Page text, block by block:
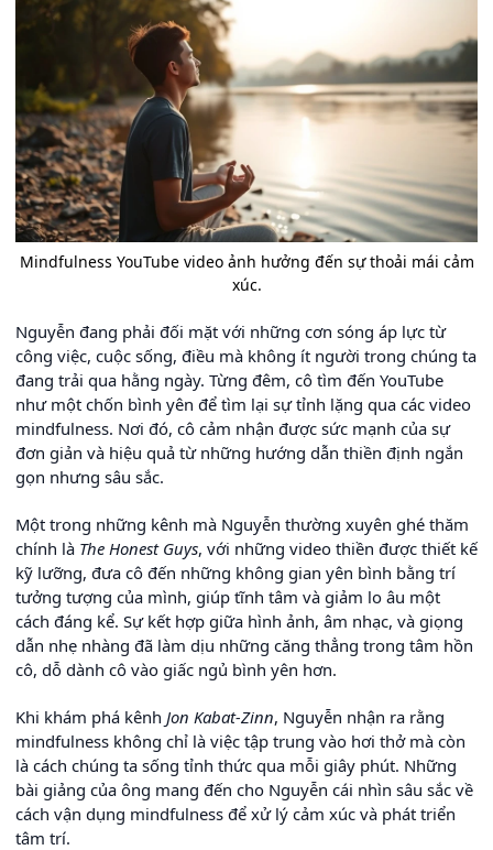
Mindfulness YouTube video ảnh hưởng đến sự thoải mái cảm
xúc.
Nguyễn đang phải đối mặt với những cơn sóng áp lực từ
công việc, cuộc sống, điều mà không ít người trong chúng ta
đang trải qua hằng ngày. Từng đêm, cô tìm đến YouTube
như một chốn bình yên để tìm lại sự tỉnh lặng qua các video
mindfulness. Nơi đó, cô cảm nhận được sức mạnh của sự
đơn giản và hiệu quả từ những hướng dẫn thiền định ngắn
gọn nhưng sâu sắc.
Một trong những kênh mà Nguyễn thường xuyên ghé thăm
chính là The Honest Guys, với những video thiền được thiết kế
kỹ lưỡng, đưa cô đến những không gian yên bình bằng trí
tưởng tượng của mình, giúp tĩnh tâm và giảm lo âu một
cách đáng kể. Sự kết hợp giữa hình ảnh, âm nhạc, và giọng
dẫn nhẹ nhàng đã làm dịu những căng thẳng trong tâm hồn
cô, dỗ dành cô vào giấc ngủ bình yên hơn.
Khi khám phá kênh Jon Kabat-Zinn, Nguyễn nhận ra rằng
mindfulness không chỉ là việc tập trung vào hơi thở mà còn
là cách chúng ta sống tỉnh thức qua mỗi giây phút. Những
bài giảng của ông mang đến cho Nguyễn cái nhìn sâu sắc về
cách vận dụng mindfulness để xử lý cảm xúc và phát triển
tâm trí.